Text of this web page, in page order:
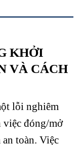
KHỞI
VÀ CÁCH
lỗi nghiêm
việc đóng/mở
toàn. Việc